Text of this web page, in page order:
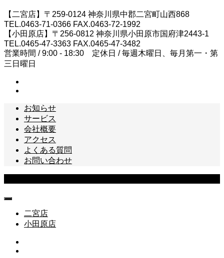
【二宮店】〒259-0124 神奈川県中郡二宮町山西868
TEL.0463-71-0366 FAX.0463-72-1992
【小田原店】〒256-0812 神奈川県小田原市国府津2443-1
TEL.0465-47-3363 FAX.0465-47-3482
営業時間 / 9:00 - 18:30 定休日 / 毎週木曜日、毎月第一・第
三日曜日
お知らせ
サービス
会社概要
アクセス
よくある質問
お問い合わせ
二宮店
小田原店